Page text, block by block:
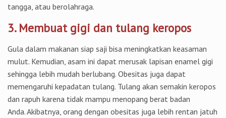
tangga, atau berolahraga.
3. Membuat gigi dan tulang keropos
Gula dalam makanan siap saji bisa meningkatkan keasaman
mulut. Kemudian, asam ini dapat merusak lapisan enamel gigi
sehingga lebih mudah berlubang. Obesitas juga dapat
memengaruhi kepadatan tulang. Tulang akan semakin keropos
dan rapuh karena tidak mampu menopang berat badan
Anda. Akibatnya, orang dengan obesitas juga lebih rentan jatuh